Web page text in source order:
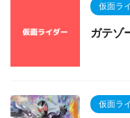
仮面ラ
ガテゾ
仮面ラ